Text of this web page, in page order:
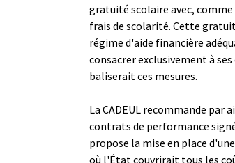
gratuité scolaire avec,
frais de scolarité. Cette
régime d'aide financière
consacrer exclusivement à
baliserait ces mesures.
La CADEUL recommande
contrats de performance
propose la mise en place
où l'État couvrirait tous les